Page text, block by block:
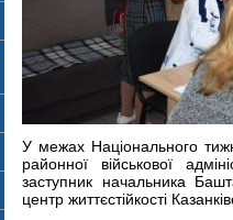
У межах Національного
районної військової
заступник начальника
центр життєстійкості